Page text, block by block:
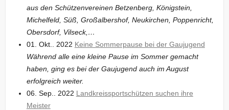
aus den Schützenvereinen Betzenberg, Königstein,
Michelfeld, Süß, Großalbershof, Neukirchen, Poppenricht,
Obersdorf, Vilseck,…
01. Okt.. 2022 Keine Sommerpause bei der Gaujugend
Während alle eine kleine Pause im Sommer gemacht
haben, ging es bei der Gaujugend auch im August
erfolgreich weiter.
06. Sep.. 2022 Landkreissportschützen suchen ihre
Meister